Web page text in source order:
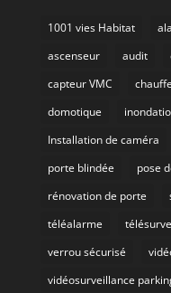
1001 vies Habitat
ascenseur
audit
capteur VMC
domotique
Installation de caméra
porte blindée
pose
rénovation de porte
téléalarme
verrou sécurisé
vidéosurveillance